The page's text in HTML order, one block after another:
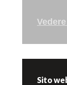
Sito